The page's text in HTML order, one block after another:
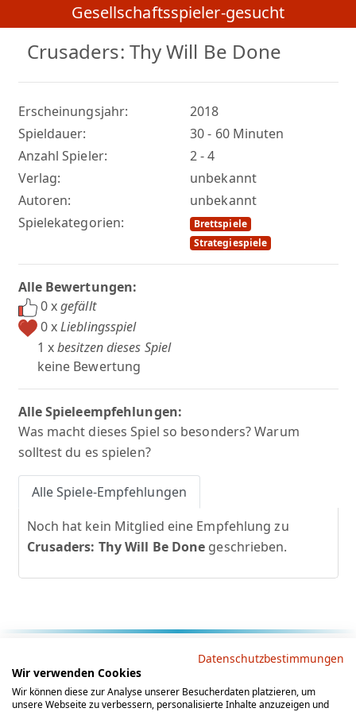
Gesellschaftsspieler-gesucht
Crusaders: Thy Will Be Done
Erscheinungsjahr:
2018
Spieldauer:
30 - 60 Minuten
Anzahl Spieler:
2 - 4
Verlag:
unbekannt
Autoren:
unbekannt
Spielekategorien:
Brettspiele
Strategiespiele
Alle Bewertungen:
0 xgefällt
0 xLieblingsspiel
1 xbesitzen dieses Spiel
keine Bewertung
Alle Spieleempfehlungen:
Was macht dieses Spiel so besonders? Warum
solltest du es spielen?
Alle Spiele-Empfehlungen
Noch hat kein Mitglied eine Empfehlung zu
Crusaders: Thy Will Be Done geschrieben.
AGB Datenschutz
Impressum
Datenschutzbestimmungen
Wir verwenden Cookies
Wir können diese zur Analyse unserer Besucherdaten platzieren, um
unsere Webseite zu verbessern, personalisierte Inhalte anzuzeigen und